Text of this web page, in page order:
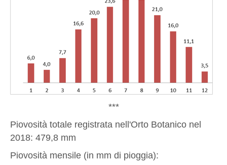
***
Piovosità totale registrata nell'Orto Botanico nel
2018: 479,8 mm
Piovosità mensile (in mm di pioggia):